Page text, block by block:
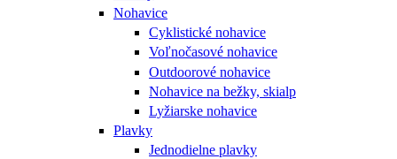
Nohavice
Cyklistické nohavice
Voľnočasové nohavice
Outdoorové nohavice
Nohavice na bežky, skialp
Lyžiarske nohavice
Plavky
Jednodielne plavky